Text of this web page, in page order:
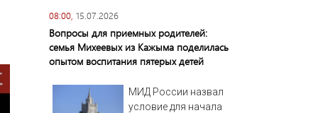
08:00, 15.07.2026
Вопросы для приемных родителей:
семья Михеевых из Кажыма поделилась
опытом воспитания пятерых детей
МИД России назвал
условие для начала